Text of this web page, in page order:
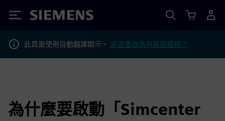
Siemens
此頁面使用自動翻譯顯示。 是否要改為用英語檢視？
為什麼要啟動「Simcenter